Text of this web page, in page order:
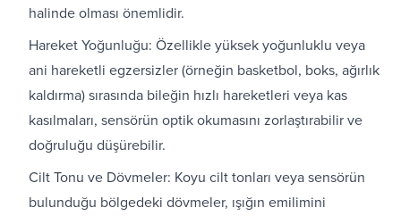
halinde olması önemlidir.
Hareket Yoğunluğu: Özellikle yüksek yoğunluklu veya
ani hareketli egzersizler (örneğin basketbol, boks, ağırlık
kaldırma) sırasında bileğin hızlı hareketleri veya kas
kasılmaları, sensörün optik okumasını zorlaştırabilir ve
doğruluğu düşürebilir.
Cilt Tonu ve Dövmeler: Koyu cilt tonları veya sensörün
bulunduğu bölgedeki dövmeler, ışığın emilimini